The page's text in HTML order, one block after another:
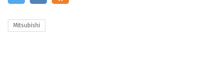
Mitsubishi